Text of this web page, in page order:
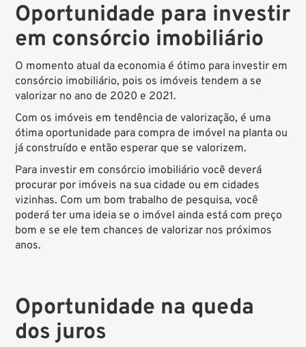
Oportunidade para investir
em consórcio imobiliário
O momento atual da economia é ótimo para investir em
consórcio imobiliário, pois os imóveis tendem a se
valorizar no ano de 2020 e 2021.
Com os imóveis em tendência de valorização, é uma
ótima oportunidade para compra de imóvel na planta ou
já construído e então esperar que se valorizem.
Para investir em consórcio imobiliário você deverá
procurar por imóveis na sua cidade ou em cidades
vizinhas. Com um bom trabalho de pesquisa, você
poderá ter uma ideia se o imóvel ainda está com preço
bom e se ele tem chances de valorizar nos próximos
anos.
Oportunidade na queda
dos juros